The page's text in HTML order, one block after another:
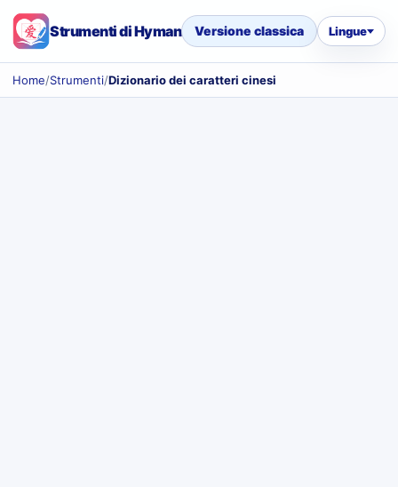
Strumenti di Hyman Versione classica Lingue
Home/Strumenti/Dizionario dei caratteri cinesi